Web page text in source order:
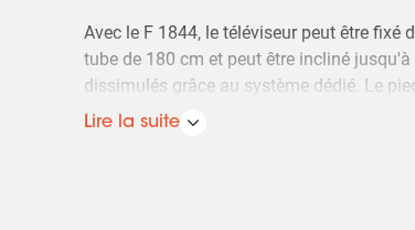
Avec le F 1844, le téléviseur peut être
tube de 180 cm et peut être incliné
dissimulés grâce au système dédié. Le
que la sécurité est la priorité absolue de
Lire la suite